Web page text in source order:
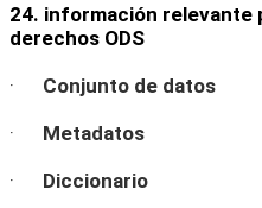
24. información relevante
derechos ODS
· Conjunto de datos
· Metadatos
· Diccionario